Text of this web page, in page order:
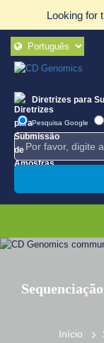
Looking for
Diretrizes para
Pesquisa Google
Início